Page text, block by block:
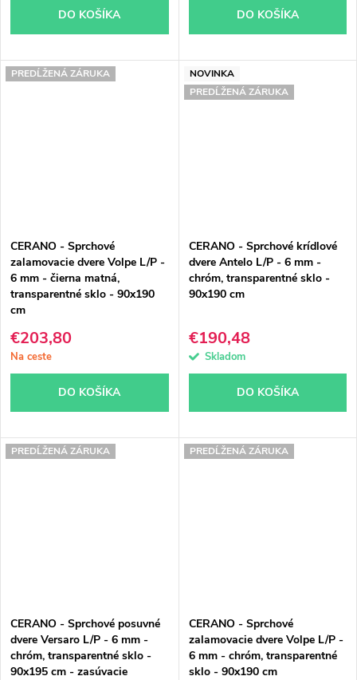
DO KOŠÍKA DO KOŠÍKA
PREDĹŽENÁ ZÁRUKA
CERANO - Sprchové
zalamovacie dvere Volpe L/P -
6 mm - čierna matná,
transparentné sklo - 90x190
cm
€203,80
Na ceste
DO KOŠÍKA
NOVINKA
PREDĹŽENÁ ZÁRUKA
CERANO - Sprchové krídlové
dvere Antelo L/P - 6 mm -
chróm, transparentné sklo -
90x190 cm
€190,48
Skladom
DO KOŠÍKA
PREDĹŽENÁ ZÁRUKA
CERANO - Sprchové posuvné
dvere Versaro L/P - 6 mm -
chróm, transparentné sklo -
90x195 cm - zasúvacie
PREDĹŽENÁ ZÁRUKA
CERANO - Sprchové
zalamovacie dvere Volpe L/P -
6 mm - chróm, transparentné
sklo - 90x190 cm